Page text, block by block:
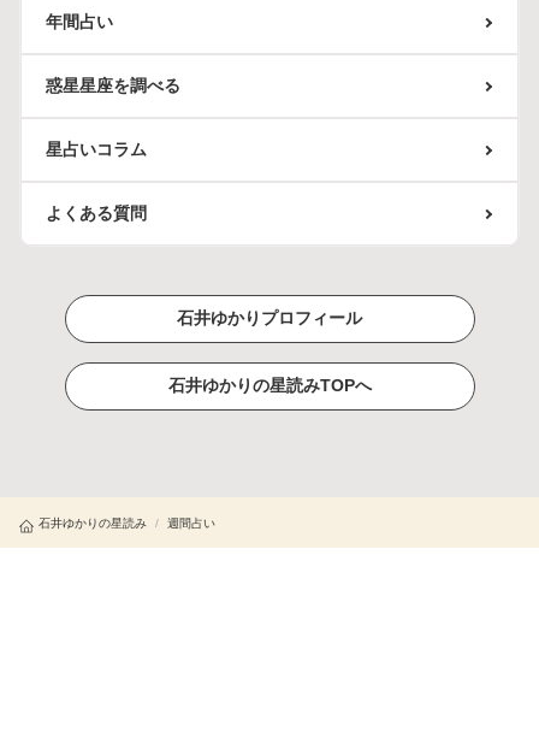
年間占い
惑星星座を調べる
星占いコラム
よくある質問
石井ゆかりプロフィール
石井ゆかりの星読みTOPへ
石井ゆかりの星読み / 週間占い